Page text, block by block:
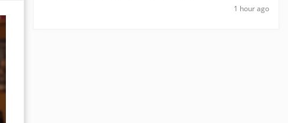
1 hour ago